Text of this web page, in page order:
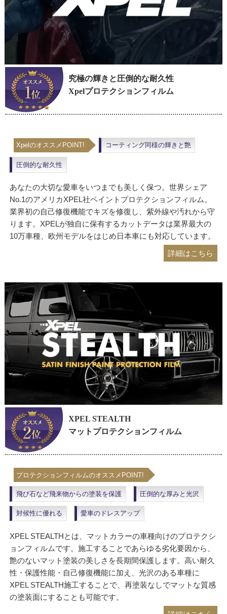
究極の輝きと圧倒的な耐久性
Xpelプロテクションフィルム
XpelのオススメPOINT! コーティング同様の輝きと艶
圧倒的な耐久性
あなたの大切な愛車をいつまでも美しく保つ。世界シェア
No.1のアメリカXPEL社ペイントプロテクションフィルム。
業界初の自己修復機能でキズを修復し、紫外線や汚れから守
ります。XPELが独自に保有するカットデータは業界最大の
10万車種、欧州モデルをはじめ日本車にも対応しています。
詳細はこちら
XPEL STEALTH
マットプロテクションフィルム
プロテクションフィルムのオススメPOINT!
飛び石など飛来物からの塗装を保護 圧倒的な厚みと光沢
対候性に優れる 愛車のドレスアップ
XPEL STEALTHとは、マットカラーの車種向けのプロテクシ
ョンフィルムです。施工することであらゆる劣化要因から、
艶のないマット塗装の美しさを長期間保護します。高い耐久
性・保護性能・自己修復機能に加え、光沢のある車種に
XPEL STEALTH施工することで、再塗装なしでマットな質感
の塗装面にすることも可能です。